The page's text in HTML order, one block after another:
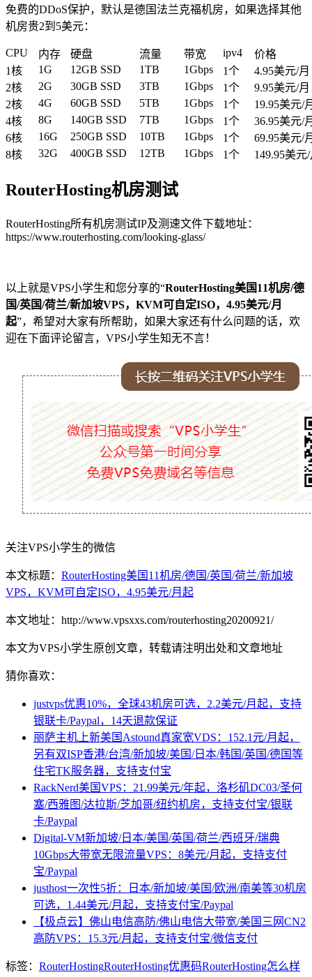
免费的DDoS保护，默认是德国法兰克福机房，如果选择其他
机房贵2到5美元：
CPU 内存 硬盘 流量 带宽 ipv4
价格
1核
1G 12GB SSD 1TB 1Gbps 1个
4.95美元/月
2核
2G 30GB SSD 3TB 1Gbps 1个
9.95美元/月
2核
4G 60GB SSD 5TB 1Gbps 1个
19.95美元/
4核
8G 140GB SSD 7TB 1Gbps 1个
36.95美元/
6核
16G 250GB SSD 10TB 1Gbps 1个
69.95美元/
8核
32G 400GB SSD 12TB 1Gbps 1个 149.95美元
RouterHosting机房测试
RouterHosting所有机房测试IP及测速文件下载地址：
https://www.routerhosting.com/looking-glass/
以上就是VPS小学生和您分享的“RouterHosting美国11机房/德
国/英国/荷兰/新加坡VPS，KVM可自定ISO，4.95美元/月
起”，希望对大家有所帮助，如果大家还有什么问题的话，欢
迎在下面评论留言，VPS小学生知无不言！
关注VPS小学生的微信
本文标题： RouterHosting美国11机房/德国/英国/荷兰/新加坡
VPS，KVM可自定ISO，4.95美元/月起
本文地址：http://www.vpsxxs.com/routerhosting20200921/
本文为VPS小学生原创文章，转载请注明出处和文章地址
猜你喜欢：
justvps优惠10%，全球43机房可选，2.2美元/月起，支持
银联卡/Paypal，14天退款保证
丽萨主机上新美国Astound真家宽VDS：152.1元/月起，
另有双ISP香港/台湾/新加坡/美国/日本/韩国/英国/德国等
住宅TK服务器，支持支付宝
RackNerd美国VPS：21.99美元/年起，洛杉矶DC03/圣何
塞/西雅图/达拉斯/芝加哥/纽约机房，支持支付宝/银联
卡/Paypal
Digital-VM新加坡/日本/美国/英国/荷兰/西班牙/瑞典
10Gbps大带宽无限流量VPS：8美元/月起，支持支付
宝/Paypal
justhost一次性5折：日本/新加坡/美国/欧洲/南美等30机房
可选，1.44美元/月起，支持支付宝/Paypal
【极点云】佛山电信高防/佛山电信大带宽/美国三网CN2
高防VPS：15.3元/月起，支持支付宝/微信支付
标签： RouterHostingRouterHosting优惠码RouterHosting怎么样